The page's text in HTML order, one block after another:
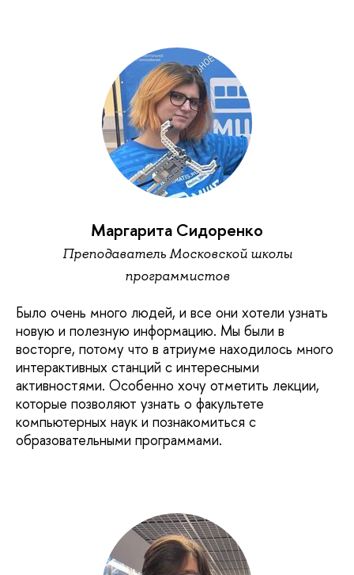
Маргарита Сидоренко
Преподаватель Московской школы
программистов
Было очень много людей, и все они хотели узнать
новую и полезную информацию. Мы были в
восторге, потому что в атриуме находилось много
интерактивных станций с интересными
активностями. Особенно хочу отметить лекции,
которые позволяют узнать о факультете
компьютерных наук и познакомиться с
образовательными программами.